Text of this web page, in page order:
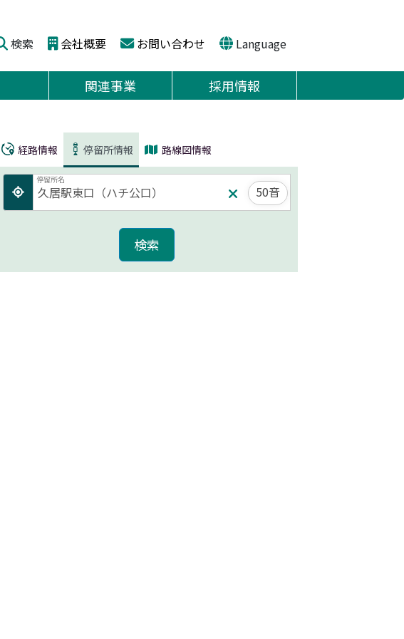
検索 会社概要 お問い合わせ Language
関連事業 採用情報
経路情報 停留所情報 路線図情報
停留所名
50音